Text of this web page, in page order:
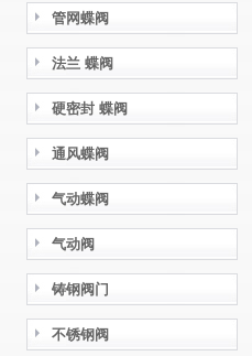
管网蝶阀
法兰 蝶阀
硬密封 蝶阀
通风蝶阀
气动蝶阀
气动阀
铸钢阀门
不锈钢阀